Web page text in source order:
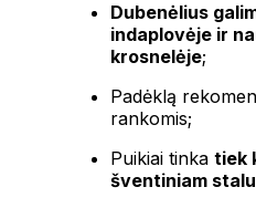
Dubenėlius
indaplovėje ir
krosnelėje;
Padėklą
rankomis;
Puikiai tinka tiek
šventiniam